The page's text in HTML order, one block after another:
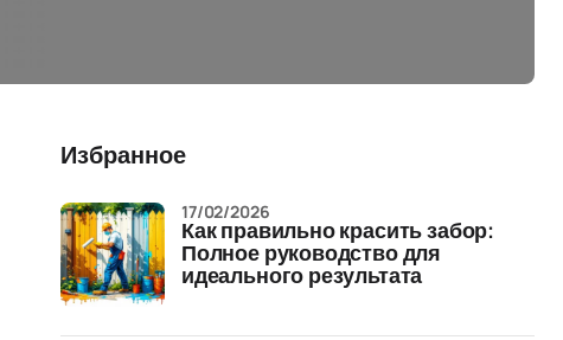
Избранное
Как правильно красить забор:
Полное руководство для
идеального результата
17/02/2026